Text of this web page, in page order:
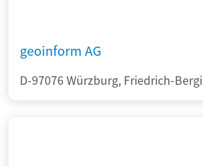
geoinform AG
D-97076 Würzburg, Friedrich-